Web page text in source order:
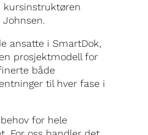
ansatte i SmartDok,
prosjektmodell for
både
til hver fase i
for hele